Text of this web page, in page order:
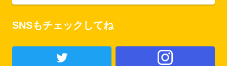
SNSもチェックしてね